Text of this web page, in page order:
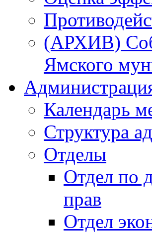
(АРХИВ)
Ямского
Календарь
Структура
Отделы
Отдел по
прав
Отдел